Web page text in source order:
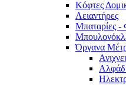
Κόφτες
Λειαντήρες
Μπαταρίες -
Όργανα